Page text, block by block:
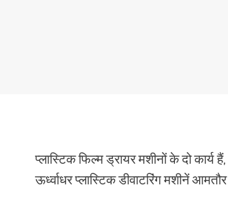
प्लास्टिक फिल्म ड्रायर मशीनों के दो कार्य
ऊर्ध्वाधर प्लास्टिक डीवाटरिंग मशीनें